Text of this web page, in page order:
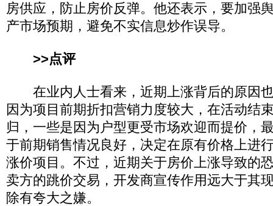
房供应，防止房价反弹。他还表示，要加强
产市场预期，避免不实信息炒作误导。
>>点评
在业内人士看来，近期上涨背后的原因
因为项目前期折扣营销力度较大，在活动结
归，一些是因为户型更受市场欢迎而提价，
于前期销售情况良好，决定在原有价格上进
涨价项目。不过，近期关于房价上涨导致的
卖方的跳价交易，开发商宣传作用远大于其
除有夸大之嫌。